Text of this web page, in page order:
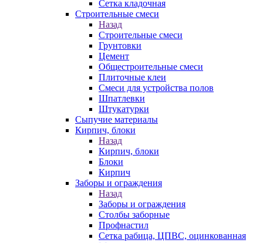
Сетка кладочная
Строительные смеси
Назад
Строительные смеси
Грунтовки
Цемент
Общестроительные смеси
Плиточные клеи
Смеси для устройства полов
Шпатлевки
Штукатурки
Сыпучие материалы
Кирпич, блоки
Назад
Кирпич, блоки
Блоки
Кирпич
Заборы и ограждения
Назад
Заборы и ограждения
Столбы заборные
Профнастил
Сетка рабица, ЦПВС, оцинкованная